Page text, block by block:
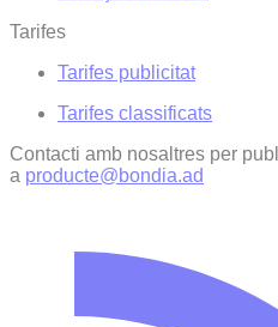
Tarifes
Tarifes publicitat
Tarifes classificats
Contacti amb nosaltres per
a producte@bondia.ad